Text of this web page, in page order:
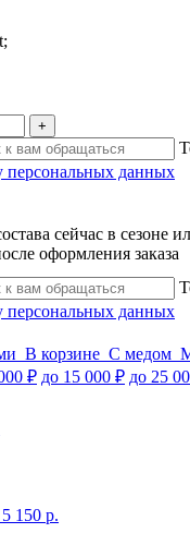
+
персональных данных
сейчас в
оформления заказа
персональных данных
В корзине С медом
₽ до 15 000 ₽ до 25
5 150 р.